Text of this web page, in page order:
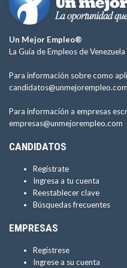
Un Mejor Empleo®
La Guía de Empleos de Venezuela
Para información sobre como
candidatos@unmejorempleo.com
Para información a empresas
empresas@unmejorempleo.com
CANDIDATOS
Regístrate
Ingresa a tu cuenta
Reestablecer clave
Búsquedas frecuentes
EMPRESAS
Regístrese
Ingrese a su cuenta